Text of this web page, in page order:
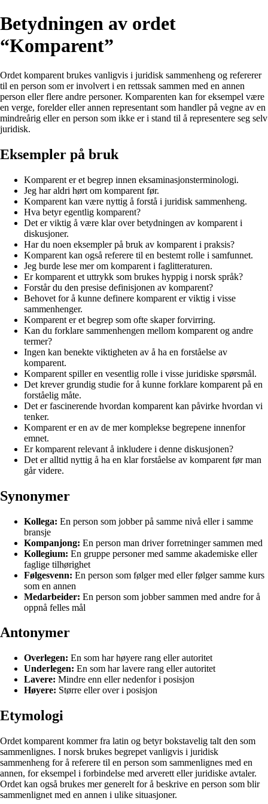
Betydningen av ordet
“Komparent”
Ordet komparent brukes vanligvis i juridisk sammenheng og refererer
til en person som er involvert i en rettssak sammen med en annen
person eller flere andre personer. Komparenten kan for eksempel være
en verge, forelder eller annen representant som handler på vegne av en
mindreårig eller en person som ikke er i stand til å representere seg selv
juridisk.
Eksempler på bruk
Komparent er et begrep innen eksaminasjonsterminologi.
Jeg har aldri hørt om komparent før.
Komparent kan være nyttig å forstå i juridisk sammenheng.
Hva betyr egentlig komparent?
Det er viktig å være klar over betydningen av komparent i
diskusjoner.
Har du noen eksempler på bruk av komparent i praksis?
Komparent kan også referere til en bestemt rolle i samfunnet.
Jeg burde lese mer om komparent i faglitteraturen.
Er komparent et uttrykk som brukes hyppig i norsk språk?
Forstår du den presise definisjonen av komparent?
Behovet for å kunne definere komparent er viktig i visse
sammenhenger.
Komparent er et begrep som ofte skaper forvirring.
Kan du forklare sammenhengen mellom komparent og andre
termer?
Ingen kan benekte viktigheten av å ha en forståelse av
komparent.
Komparent spiller en vesentlig rolle i visse juridiske spørsmål.
Det krever grundig studie for å kunne forklare komparent på en
forståelig måte.
Det er fascinerende hvordan komparent kan påvirke hvordan vi
tenker.
Komparent er en av de mer komplekse begrepene innenfor
emnet.
Er komparent relevant å inkludere i denne diskusjonen?
Det er alltid nyttig å ha en klar forståelse av komparent før man
går videre.
Synonymer
Kollega: En person som jobber på samme nivå eller i samme
bransje
Kompanjong: En person man driver forretninger sammen med
Kollegium: En gruppe personer med samme akademiske eller
faglige tilhørighet
Følgesvenn: En person som følger med eller følger samme kurs
som en annen
Medarbeider: En person som jobber sammen med andre for å
oppnå felles mål
Antonymer
Overlegen: En som har høyere rang eller autoritet
Underlegen: En som har lavere rang eller autoritet
Lavere: Mindre enn eller nedenfor i posisjon
Høyere: Større eller over i posisjon
Etymologi
Ordet komparent kommer fra latin og betyr bokstavelig talt den som
sammenlignes. I norsk brukes begrepet vanligvis i juridisk
sammenheng for å referere til en person som sammenlignes med en
annen, for eksempel i forbindelse med arverett eller juridiske avtaler.
Ordet kan også brukes mer generelt for å beskrive en person som blir
sammenlignet med en annen i ulike situasjoner.